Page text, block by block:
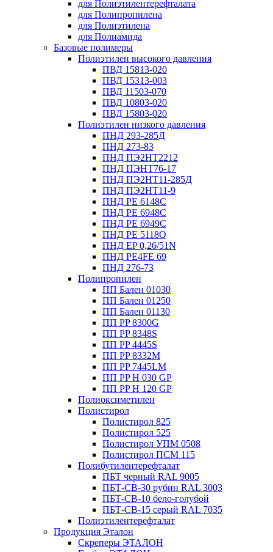
для Полиэтилентерефталата
для Полипропилена
для Полиэтилена
для Полиамида
Базовые полимеры
Полиэтилен высокого давления
ПВД 15813-020
ПВД 15313-003
ПВД 11503-070
ПВД 10803-020
ПВД 15803-020
Полиэтилен низкого давления
ПНД 293-285Д
ПНД 273-83
ПНД ПЭ2НТ2212
ПНД ПЭНТ76-17
ПНД ПЭ2НТ11-285Д
ПНД ПЭ2НТ11-9
ПНД PE 6148C
ПНД PE 6948C
ПНД PE 6949C
ПНД PE 5118Q
ПНД EP 0,26/51N
ПНД PE4FE 69
ПНД 276-73
Полипропилен
ПП Бален 01030
ПП Бален 01250
ПП Бален 01130
ПП PP 8300G
ПП PP 8348S
ПП PP 4445S
ПП PP 8332M
ПП PP 7445LM
ПП PP H 030 GP
ПП PP H 120 GP
Полиоксиметилен
Полистирол
Полистирол 825
Полистирол 525
Полистирол УПМ 0508
Полистирол ПСМ 115
Полибутилентерефталат
ПБТ черный RAL 9005
ПБТ-СВ-30 рубин RAL 3003
ПБТ-СВ-10 бело-голубой
ПБТ-СВ-15 серый RAL 7035
Полиэтилентерефталат
Продукция Эталон
Скреперы ЭТАЛОН